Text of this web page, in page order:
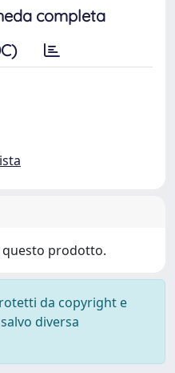
completa
questo prodotto.
da copyright e
diversa